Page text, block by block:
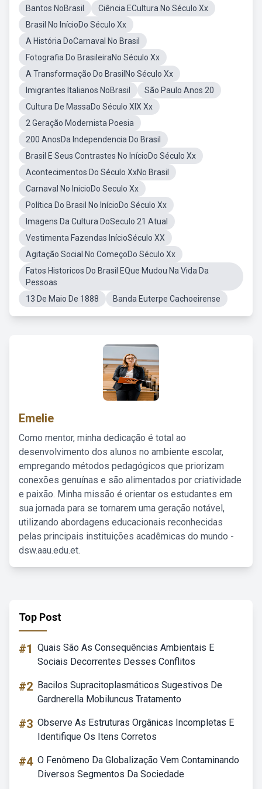
Bantos NoBrasil
Ciência ECultura No Século Xx
Brasil No InícioDo Século Xx
A História DoCarnaval No Brasil
Fotografia Do BrasileiraNo Século Xx
A Transformação Do BrasilNo Século Xx
Imigrantes Italianos NoBrasil
São Paulo Anos 20
Cultura De MassaDo Século XIX Xx
2 Geração Modernista Poesia
200 AnosDa Independencia Do Brasil
Brasil E Seus Contrastes No InícioDo Século Xx
Acontecimentos Do Século XxNo Brasil
Carnaval No InicioDo Seculo Xx
Política Do Brasil No InícioDo Século Xx
Imagens Da Cultura DoSeculo 21 Atual
Vestimenta Fazendas InícioSéculo XX
Agitação Social No ComeçoDo Século Xx
Fatos Historicos Do Brasil EQue Mudou Na Vida Da
Pessoas
13 De Maio De 1888
Banda Euterpe Cachoeirense
Emelie
Como mentor, minha dedicação é total ao
desenvolvimento dos alunos no ambiente escolar,
empregando métodos pedagógicos que priorizam
conexões genuínas e são alimentados por criatividade
e paixão. Minha missão é orientar os estudantes em
sua jornada para se tornarem uma geração notável,
utilizando abordagens educacionais reconhecidas
pelas principais instituições acadêmicas do mundo -
dsw.aau.edu.et.
Top Post
#1 Quais São As Consequências Ambientais E
Sociais Decorrentes Desses Conflitos
#2 Bacilos Supracitoplasmáticos Sugestivos De
Gardnerella Mobiluncus Tratamento
#3 Observe As Estruturas Orgânicas Incompletas E
Identifique Os Itens Corretos
#4 O Fenômeno Da Globalização Vem Contaminando
Diversos Segmentos Da Sociedade